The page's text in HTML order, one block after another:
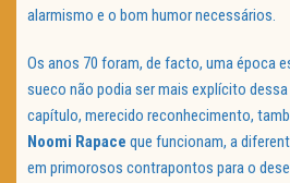
alarmismo e o bom humor necessários.
Os anos 70 foram, de facto, uma época
sueco não podia ser mais explícito
capítulo, merecido reconhecimento,
Noomi Rapace que funcionam, a
em primorosos contrapontos para o